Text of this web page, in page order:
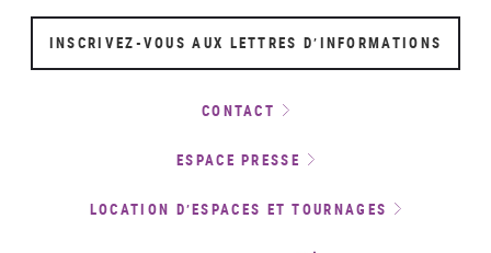
INSCRIVEZ-VOUS AUX LETTRES D’INFORMATIONS
CONTACT
ESPACE PRESSE
LOCATION D’ESPACES ET TOURNAGES